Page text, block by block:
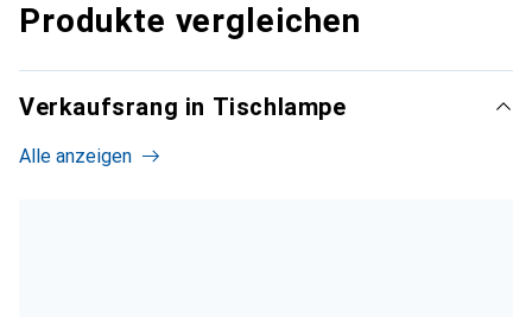
Produkte vergleichen
Verkaufsrang in Tischlampe
Alle anzeigen